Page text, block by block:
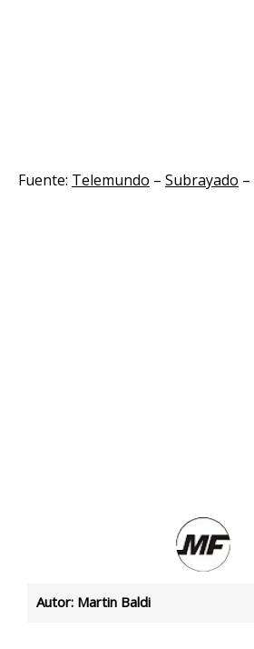
Fuente: Telemundo – Subrayado –
Autor: Martin Baldi